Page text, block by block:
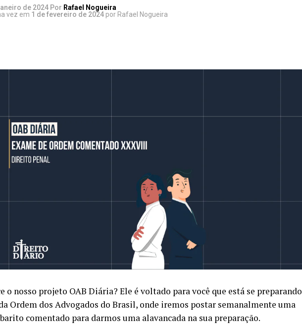
de 2024 Por Rafael Nogueira
vez em 1 de fevereiro de 2024 por Rafael Nogueira
o nosso projeto OAB Diária? Ele é voltado para você que está se preparando
Ordem dos Advogados do Brasil, onde iremos postar semanalmente uma
comentado para darmos uma alavancada na sua preparação.